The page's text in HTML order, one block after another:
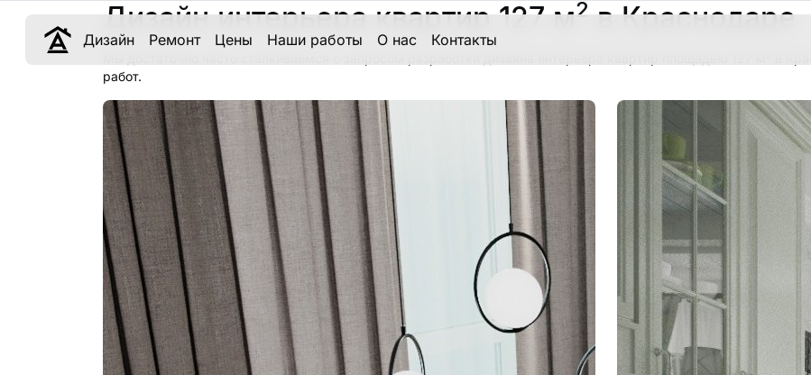
Дизайн Ремонт Цены Наши работы О нас Контакты
Дизайн интерьера квартир 127 м2в Краснодаре
работ.